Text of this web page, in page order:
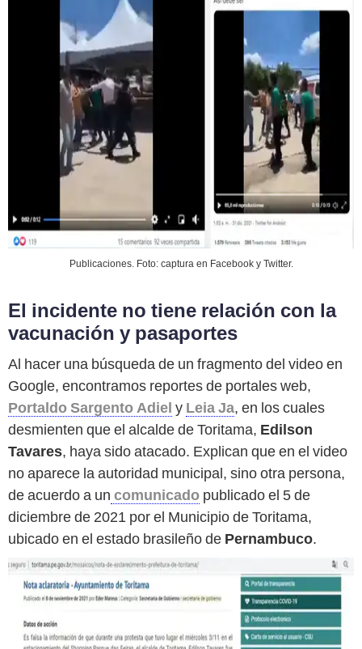
Publicaciones. Foto: captura en Facebook y Twitter.
El incidente no tiene relación con la
vacunación y pasaportes
Al hacer una búsqueda de un fragmento del video en
Google, encontramos reportes de portales web,
Portaldo Sargento Adiel y Leia Ja, en los cuales
desmienten que el alcalde de Toritama, Edilson
Tavares, haya sido atacado. Explican que en el video
no aparece la autoridad municipal, sino otra persona,
de acuerdo a un comunicado publicado el 5 de
diciembre de 2021 por el Municipio de Toritama,
ubicado en el estado brasileño de Pernambuco.